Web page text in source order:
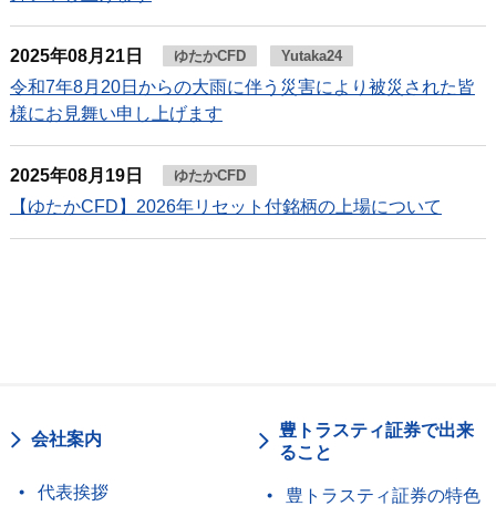
2025年08月21日 ゆたかCFD Yutaka24
令和7年8月20日からの大雨に伴う災害により被災された皆
様にお見舞い申し上げます
2025年08月19日 ゆたかCFD
【ゆたかCFD】2026年リセット付銘柄の上場について
会社案内
代表挨拶
豊トラスティ証券で出来
ること
豊トラスティ証券の特色